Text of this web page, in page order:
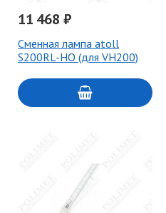
11 468 ₽
Сменная лампа atoll
S200RL-HO (для VH200)